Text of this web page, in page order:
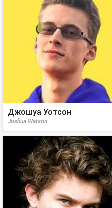
Джошуа Уотсон
Joshua Watson